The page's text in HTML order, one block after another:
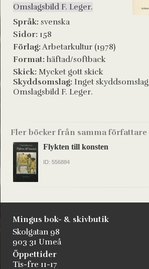
Omslagsbild F. Leger.
Språk: svenska
Sidor: 158
Förlag: Arbetarkultur (1978)
Format: häftad/softback
Skick: Mycket gott skick
Skyddsomslag: Inget skyddsomslag
Omslagsbild F. Leger.
Fler böcker från samma författare
Flykten till konsten
ID: 556884
Mingus bok- & skivbutik
Skolgatan 98
903 31 Umeå
Öppettider
Tis-fre 11-17